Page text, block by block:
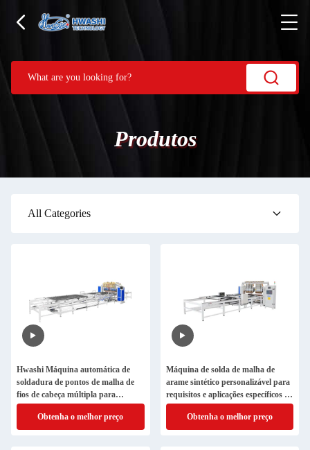
Produtos
All Categories
Hwashi Máquina automática de
soldadura de pontos de malha de
fios de cabeça múltipla para
carrinho de compras
Obtenha o melhor preço
Máquina de solda de malha de
arame sintético personalizável para
requisitos e aplicações específicos do
cliente
Obtenha o melhor preço